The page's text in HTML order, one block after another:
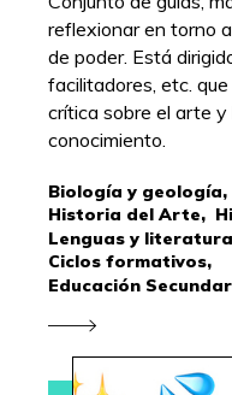
reflexionar en torno
de poder. Está
facilitadores, etc.
crítica sobre el arte
conocimiento.
Biología y geología,
Historia del Arte,
Lenguas y
Ciclos formativos,
Educación